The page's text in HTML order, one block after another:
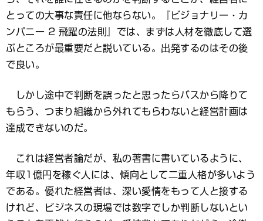
とっての大事な責任に他ならない。『ビジョナリー・カ
ンパニー 2 飛躍の法則』では、まずは人材を徹底して選
ぶところが最重要だと説いている。出発するのはその後
で良い。
しかし途中で判断を誤ったと思ったらバスから降りて
もらう、つまり組織から外れてもらわないと経営計画は
達成できないのだ。
これは経営者論だが、私の著書に書いているように、
年収1億円を稼ぐ人には、傾向として二重人格が多いよう
である。優れた経営者は、深い愛情をもって人と接する
けれど、ビジネスの現場では数字でしか判断しないとい